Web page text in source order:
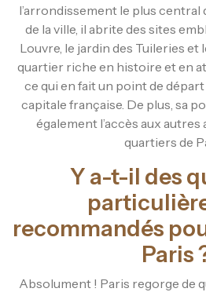
l’arrondissement le plus
de la ville, il abrite des sites
Louvre, le jardin des Tuileries et
quartier riche en histoire et en
ce qui en fait un point de
capitale française. De plus, sa
également l’accès aux
quartiers de
Y a-t-il des
recommandés
Paris
Absolument ! Paris regorge de